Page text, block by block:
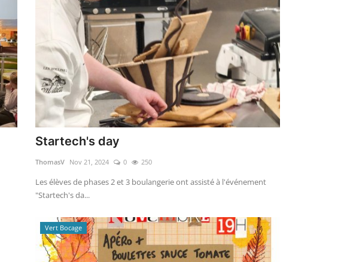
Startech's day
ThomasV Nov 21, 2024 0 250
Les élèves de phases 2 et 3 boulangerie ont assisté à l'événement
"Startech's da...
Vert Bocage